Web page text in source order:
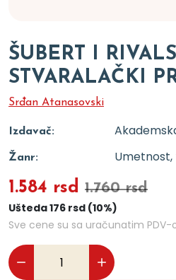
ŠUBERT I
STVARALAČKI
Srđan Atanasovski
Izdavač:
Žanr: Umetnost,
1.584 rsd 1.760 rsd
Ušteda 176 rsd (10%)
Sve cene su sa uračunatim PDV-